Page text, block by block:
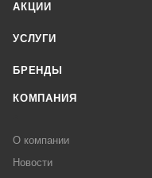
АКЦИИ
УСЛУГИ
БРЕНДЫ
КОМПАНИЯ
О компании
Новости